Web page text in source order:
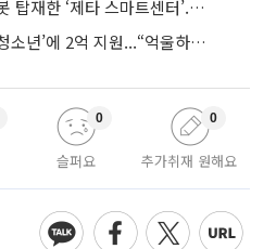
롯데마트, ‘오카도’ AI 로봇 탑재한 ‘제타 스마트센터’...온라인 장보기 판 바꾼다
장혜선 이사장, ‘가정 밖 청소년’에 2억 지원...“억울하고 아파도 단단해지길”
슬퍼요
0
추가취재 원해요
0